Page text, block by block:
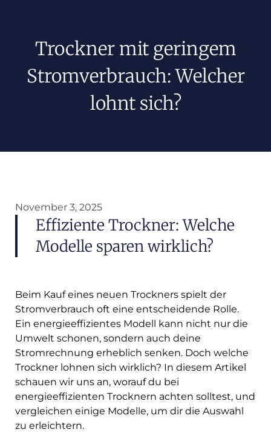
Trockner mit geringem
Stromverbrauch: Welcher
lohnt sich?
November 3, 2025
Effiziente Trockner: Welche
Modelle sparen wirklich?
Beim Kauf eines neuen Trockners spielt der
Stromverbrauch oft eine entscheidende Rolle.
Ein energieeffizientes Modell kann nicht nur die
Umwelt schonen, sondern auch deine
Stromrechnung erheblich senken. Doch welche
Trockner lohnen sich wirklich? In diesem Artikel
schauen wir uns an, worauf du bei
energieeffizienten Trocknern achten solltest, und
vergleichen einige Modelle, um dir die Auswahl
zu erleichtern.